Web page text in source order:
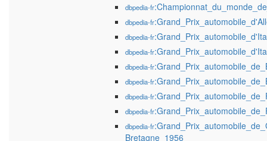
dbpedia-fr
dbpedia-fr
dbpedia-fr
dbpedia-fr
dbpedia-fr
dbpedia-fr
dbpedia-fr
dbpedia-fr
dbpedia-fr
Bretagne_1956